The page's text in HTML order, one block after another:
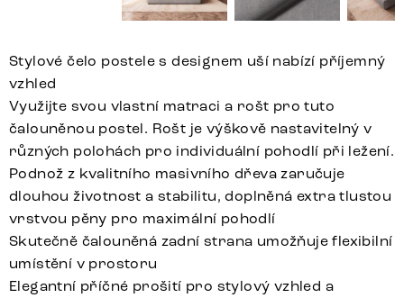
Stylové čelo postele s designem uší nabízí příjemný
vzhled
Využijte svou vlastní matraci a rošt pro tuto
čalouněnou postel. Rošt je výškově nastavitelný v
různých polohách pro individuální pohodlí při ležení.
Podnož z kvalitního masivního dřeva zaručuje
dlouhou životnost a stabilitu, doplněná extra tlustou
vrstvou pěny pro maximální pohodlí
Skutečně čalouněná zadní strana umožňuje flexibilní
umístění v prostoru
Elegantní příčné prošití pro stylový vzhled a